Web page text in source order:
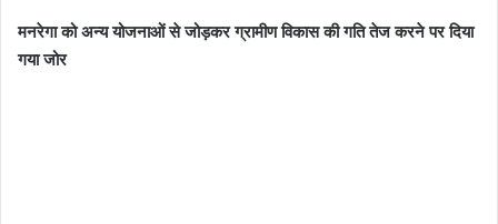
मनरेगा को अन्य योजनाओं से जोड़कर ग्रामीण विकास की गति तेज करने पर दिया
गया जोर